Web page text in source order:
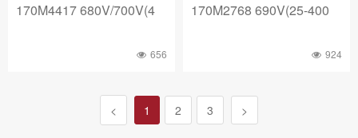
170M4417 680V/700V(4
656
170M2768 690V(25-400
924
< 1 2 3 >